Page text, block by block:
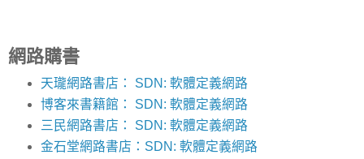
網路購書
天瓏網路書店： SDN: 軟體定義網路
博客來書籍館： SDN: 軟體定義網路
三民網路書店： SDN: 軟體定義網路
金石堂網路書店：SDN: 軟體定義網路